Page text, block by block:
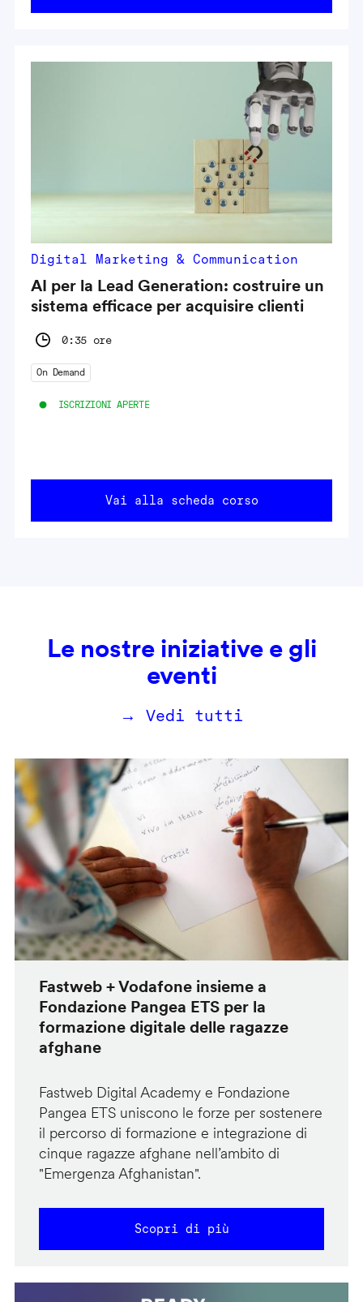
Digital Marketing & Communication
AI per la Lead Generation: costruire un
sistema efficace per acquisire clienti
0:35 ore
On Demand
ISCRIZIONI APERTE
Vai alla scheda corso
Le nostre iniziative e gli
eventi
→ Vedi tutti
Fastweb + Vodafone insieme a
Fondazione Pangea ETS per la
formazione digitale delle ragazze
afghane
Fastweb Digital Academy e Fondazione
Pangea ETS uniscono le forze per sostenere
il percorso di formazione e integrazione di
cinque ragazze afghane nell’ambito di
"Emergenza Afghanistan".
Scopri di più